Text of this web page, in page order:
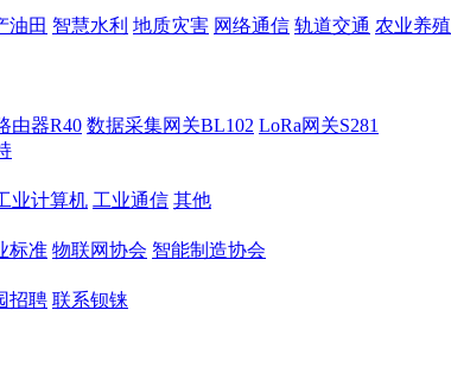
油田 智慧水利 地质灾害 网络通信 轨道交通 农业养殖
由器R40 数据采集网关BL102 LoRa网关S281
业计算机 工业通信 其他
标准 物联网协会 智能制造协会
招聘 联系钡铼